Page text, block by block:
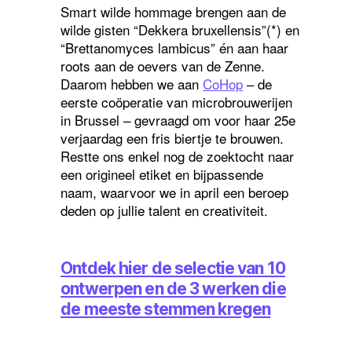
Smart wilde hommage brengen aan de
wilde gisten “Dekkera bruxellensis”(*) en
“Brettanomyces lambicus” én aan haar
roots aan de oevers van de Zenne.
Daarom hebben we aanCoHop – de
eerste coöperatie van microbrouwerijen
in Brussel – gevraagd om voor haar 25e
verjaardag een fris biertje te brouwen.
Restte ons enkel nog de zoektocht naar
een origineel etiket en bijpassende
naam, waarvoor we in april een beroep
deden op jullie talent en creativiteit.
Ontdek hier de selectie van 10
ontwerpen en de 3 werken die
de meeste stemmen kregen